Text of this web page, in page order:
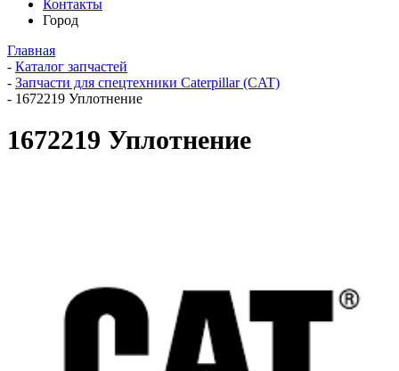
Контакты
Город
Главная
- Каталог запчастей
- Запчасти для спецтехники Caterpillar (CAT)
- 1672219 Уплотнение
1672219 Уплотнение